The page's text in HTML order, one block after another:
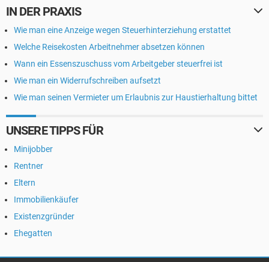
IN DER PRAXIS
Wie man eine Anzeige wegen Steuerhinterziehung erstattet
Welche Reisekosten Arbeitnehmer absetzen können
Wann ein Essenszuschuss vom Arbeitgeber steuerfrei ist
Wie man ein Widerrufschreiben aufsetzt
Wie man seinen Vermieter um Erlaubnis zur Haustierhaltung bittet
UNSERE TIPPS FÜR
Minijobber
Rentner
Eltern
Immobilienkäufer
Existenzgründer
Ehegatten